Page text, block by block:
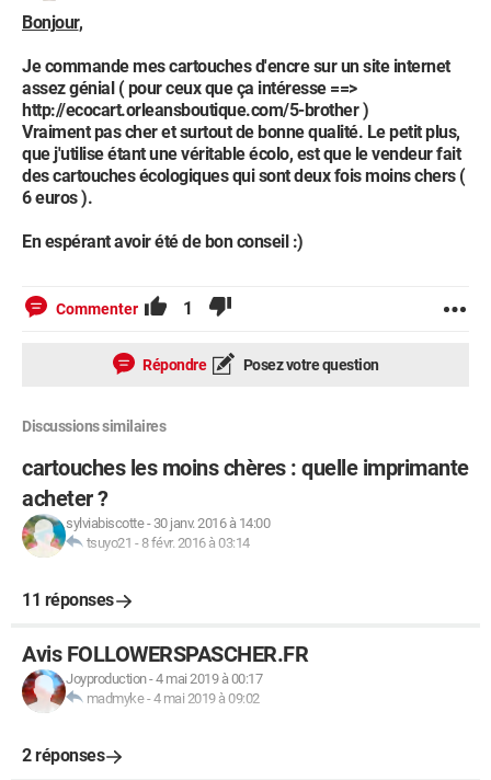
Bonjour,
Je commande mes cartouches d'encre sur un site internet
assez génial ( pour ceux que ça intéresse ==>
http://ecocart.orleansboutique.com/5-brother )
Vraiment pas cher et surtout de bonne qualité. Le petit plus,
que j'utilise étant une véritable écolo, est que le vendeur fait
des cartouches écologiques qui sont deux fois moins chers (
6 euros ).
En espérant avoir été de bon conseil :)
Commenter 1
Répondre Posez votre question
Discussions similaires
cartouches les moins chères : quelle imprimante
acheter ?
sylviabiscotte- 30 janv. 2016 à 14:00
tsuyo21 - 8 févr. 2016 à 03:14
11 réponses
Avis FOLLOWERSPASCHER.FR
Joyproduction-4 mai 2019 à 00:17
madmyke-4 mai 2019 à 09:02
2 réponses